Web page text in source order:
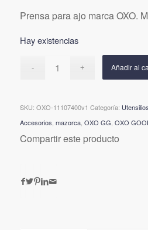
Prensa para ajo marca OXO.
Hay existencias
Añadir al
SKU: OXO-11107400v1 Categoría:
Accesorios, mazorca, OXO GG, OXO
Compartir este producto